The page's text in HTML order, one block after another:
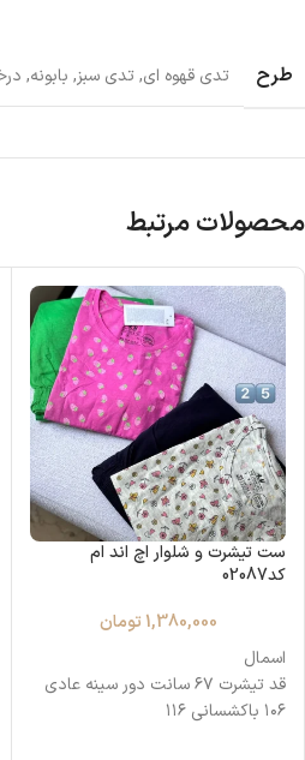
طرح تدی قهوه ای,تدی سبز, بابونه,
محصولات مرتبط
ست تیشرت و شلوار اچ اند ام
کد02087
1,380,000 تومان
اسمال
قد تيشرت ۶۷ سانت دور سينه عادى
۱۰۶ باكشسانى ۱۱۶